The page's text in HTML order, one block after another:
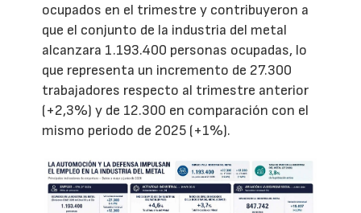
ocupados en el trimestre y contribuyeron a
que el conjunto de la industria del metal
alcanzara 1.193.400 personas ocupadas, lo
que representa un incremento de 27.300
trabajadores respecto al trimestre anterior
(+2,3%) y de 12.300 en comparación con el
mismo periodo de 2025 (+1%).